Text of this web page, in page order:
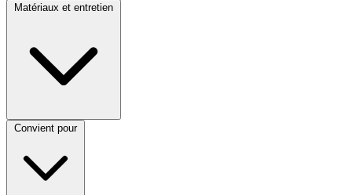
Matériaux et entretien
Convient pour